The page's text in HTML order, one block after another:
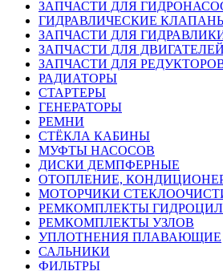
ЗАПЧАСТИ ДЛЯ
ГИДРАВЛИЧЕСКИЕ
ЗАПЧАСТИ ДЛЯ
ЗАПЧАСТИ ДЛЯ ДВИГАТЕЛЕЙ
ЗАПЧАСТИ ДЛЯ
РАДИАТОРЫ
СТАРТЕРЫ
ГЕНЕРАТОРЫ
РЕМНИ
СТЁКЛА КАБИНЫ
МУФТЫ НАСОСОВ
ДИСКИ ДЕМПФЕРНЫЕ
ОТОПЛЕНИЕ,
МОТОРЧИКИ
РЕМКОМПЛЕКТЫ
РЕМКОМПЛЕКТЫ УЗЛОВ
УПЛОТНЕНИЯ ПЛАВАЮЩИЕ
САЛЬНИКИ
ФИЛЬТРЫ